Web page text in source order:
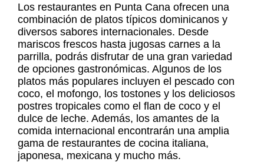
Los restaurantes en Punta Cana ofrecen una
combinación de platos típicos dominicanos y
diversos sabores internacionales. Desde
mariscos frescos hasta jugosas carnes a la
parrilla, podrás disfrutar de una gran variedad
de opciones gastronómicas. Algunos de los
platos más populares incluyen el pescado con
coco, el mofongo, los tostones y los deliciosos
postres tropicales como el flan de coco y el
dulce de leche. Además, los amantes de la
comida internacional encontrarán una amplia
gama de restaurantes de cocina italiana,
japonesa, mexicana y mucho más.